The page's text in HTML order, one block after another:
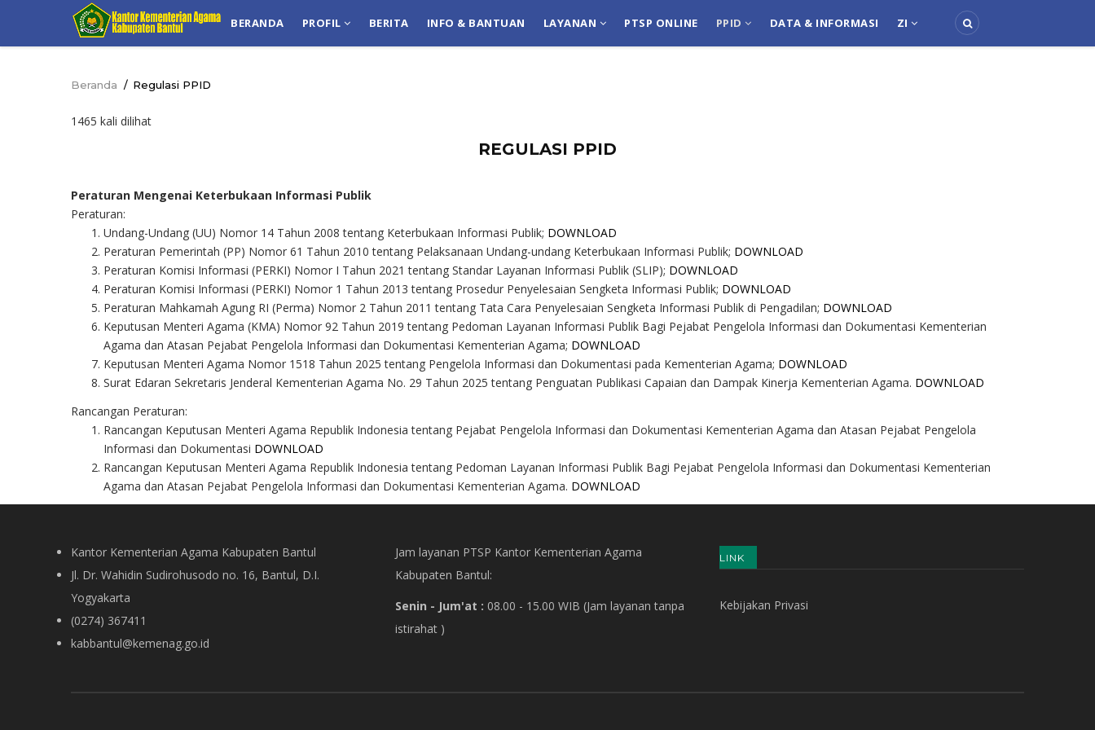
isi
NAVIGASI
UTAMA
BERANDA PROFIL BERITA INFO & BANTUAN LAYANAN PTSP ONLINE PPID DATA & INFORMASI ZI
Breadcrumb
Beranda / Regulasi PPID
1465 kali dilihat
REGULASI PPID
Peraturan Mengenai Keterbukaan Informasi Publik
Peraturan:
Undang-Undang (UU) Nomor 14 Tahun 2008 tentang Keterbukaan Informasi Publik; DOWNLOAD
Peraturan Pemerintah (PP) Nomor 61 Tahun 2010 tentang Pelaksanaan Undang-undang Keterbukaan Informasi Publik; DOWNLOAD
Peraturan Komisi Informasi (PERKI) Nomor I Tahun 2021 tentang Standar Layanan Informasi Publik (SLIP); DOWNLOAD
Peraturan Komisi Informasi (PERKI) Nomor 1 Tahun 2013 tentang Prosedur Penyelesaian Sengketa Informasi Publik; DOWNLOAD
Peraturan Mahkamah Agung RI (Perma) Nomor 2 Tahun 2011 tentang Tata Cara Penyelesaian Sengketa Informasi Publik di Pengadilan; DOWNLOAD
Keputusan Menteri Agama (KMA) Nomor 92 Tahun 2019 tentang Pedoman Layanan Informasi Publik Bagi Pejabat Pengelola Informasi dan Dokumentasi Kementerian
Agama dan Atasan Pejabat Pengelola Informasi dan Dokumentasi Kementerian Agama; DOWNLOAD
Keputusan Menteri Agama Nomor 1518 Tahun 2025 tentang Pengelola Informasi dan Dokumentasi pada Kementerian Agama; DOWNLOAD
Surat Edaran Sekretaris Jenderal Kementerian Agama No. 29 Tahun 2025 tentang Penguatan Publikasi Capaian dan Dampak Kinerja Kementerian Agama. DOWNLOAD
Rancangan Peraturan:
Rancangan Keputusan Menteri Agama Republik Indonesia tentang Pejabat Pengelola Informasi dan Dokumentasi Kementerian Agama dan Atasan Pejabat Pengelola
Informasi dan Dokumentasi DOWNLOAD
Rancangan Keputusan Menteri Agama Republik Indonesia tentang Pedoman Layanan Informasi Publik Bagi Pejabat Pengelola Informasi dan Dokumentasi Kementerian
Agama dan Atasan Pejabat Pengelola Informasi dan Dokumentasi Kementerian Agama. DOWNLOAD
Kantor Kementerian Agama Kabupaten Bantul
Jl. Dr. Wahidin Sudirohusodo no. 16, Bantul, D.I.
Yogyakarta
(0274) 367411
kabbantul@kemenag.go.id
Jam layanan PTSP Kantor Kementerian Agama
Kabupaten Bantul:
Senin - Jum'at : 08.00 - 15.00 WIB (Jam layanan tanpa
istirahat )
LINK
Kebijakan Privasi